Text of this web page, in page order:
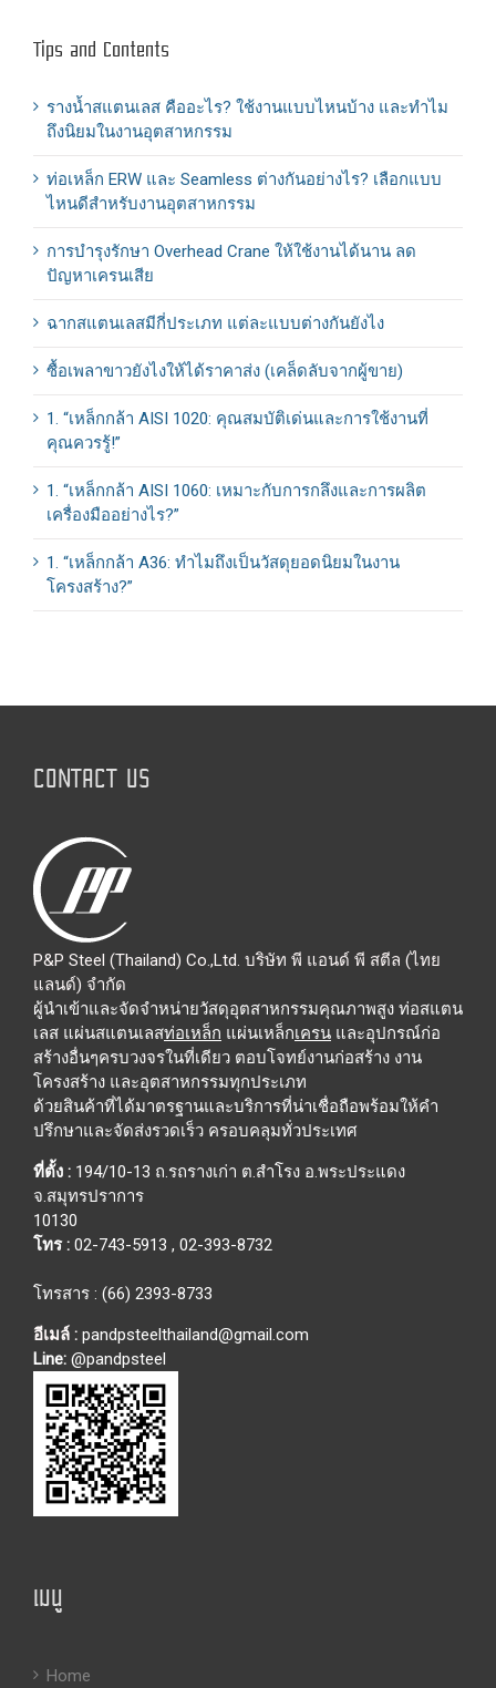
Tips and Contents
รางน้ำสแตนเลส คืออะไร? ใช้งานแบบไหนบ้าง และทำไม
ถึงนิยมในงานอุตสาหกรรม
ท่อเหล็ก ERW และ Seamless ต่างกันอย่างไร? เลือกแบบ
ไหนดีสำหรับงานอุตสาหกรรม
การบำรุงรักษา Overhead Crane ให้ใช้งานได้นาน ลด
ปัญหาเครนเสีย
ฉากสแตนเลสมีกี่ประเภท แต่ละแบบต่างกันยังไง
ซื้อเพลาขาวยังไงให้ได้ราคาส่ง (เคล็ดลับจากผู้ขาย)
1. “เหล็กกล้า AISI 1020: คุณสมบัติเด่นและการใช้งานที่
คุณควรรู้!”
1. “เหล็กกล้า AISI 1060: เหมาะกับการกลึงและการผลิต
เครื่องมืออย่างไร?”
1. “เหล็กกล้า A36: ทำไมถึงเป็นวัสดุยอดนิยมในงาน
โครงสร้าง?”
CONTACT US
P&P Steel (Thailand) Co.,Ltd. บริษัท พี แอนด์ พี สตีล (ไทย
แลนด์) จำกัด
ผู้นำเข้าและจัดจำหน่ายวัสดุอุตสาหกรรมคุณภาพสูง ท่อสแตน
เลส แผ่นสแตนเลสท่อเหล็ก แผ่นเหล็กเครน และอุปกรณ์ก่อ
สร้างอื่นๆครบวงจรในที่เดียว ตอบโจทย์งานก่อสร้าง งาน
โครงสร้าง และอุตสาหกรรมทุกประเภท
ด้วยสินค้าที่ได้มาตรฐานและบริการที่น่าเชื่อถือพร้อมให้คำ
ปรึกษาและจัดส่งรวดเร็ว ครอบคลุมทั่วประเทศ
ที่ตั้ง : 194/10-13 ถ.รถรางเก่า ต.สำโรง อ.พระประแดง
จ.สมุทรปราการ
10130
โทร : 02-743-5913 , 02-393-8732
โทรสาร : (66) 2393-8733
อีเมล์ : pandpsteelthailand@gmail.com
Line: @pandpsteel
เมนู
Home